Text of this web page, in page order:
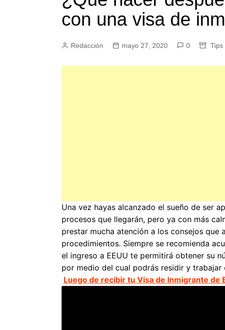
con una visa de
Redacción mayo 27, 2020 0 Tips
Una vez hayas alcanzado el sueño de ser
procesos que llegarán, pero ya con más
prestar mucha atención a los consejos
procedimientos. Siempre se recomienda
el ingreso a EEUU te permitirá obtener su
por medio del cual podrás residir y trabajar
Luego de recibir tu Visa de Inmigrante de